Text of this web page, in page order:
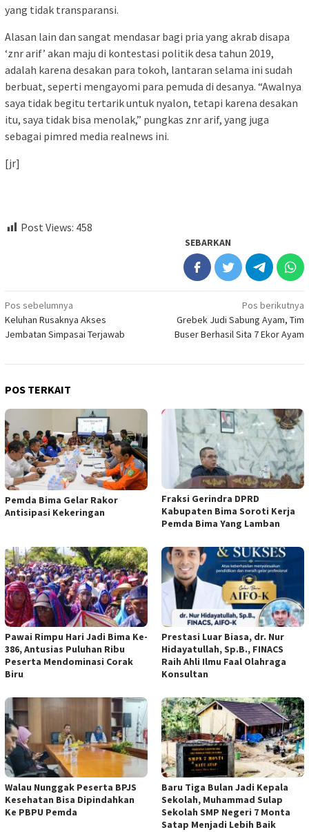
yang tidak transparansi.
Alasan lain dan sangat mendasar bagi pria yang akrab disapa
‘znr arif’ akan maju di kontestasi politik desa tahun 2019,
adalah karena desakan para tokoh, lantaran selama ini sudah
berbuat, seperti mengayomi para pemuda di desanya. “Awalnya
saya tidak begitu tertarik untuk nyalon, tetapi karena desakan
itu, saya tidak bisa menolak,” pungkas znr arif, yang juga
sebagai pimred media realnews ini.
[jr]
Post Views: 458
SEBARKAN
Navigasi
pos
Pos sebelumnya
Keluhan Rusaknya Akses
Jembatan Simpasai Terjawab
Pos berikutnya
Grebek Judi Sabung Ayam, Tim
Buser Berhasil Sita 7 Ekor Ayam
POS TERKAIT
Pemda Bima Gelar Rakor
Antisipasi Kekeringan
Fraksi Gerindra DPRD
Kabupaten Bima Soroti Kerja
Pemda Bima Yang Lamban
Pawai Rimpu Hari Jadi Bima Ke-
386, Antusias Puluhan Ribu
Peserta Mendominasi Corak
Biru
Prestasi Luar Biasa, dr. Nur
Hidayatullah, Sp.B., FINACS
Raih Ahli Ilmu Faal Olahraga
Konsultan
Walau Nunggak Peserta BPJS
Kesehatan Bisa Dipindahkan
Ke PBPU Pemda
Baru Tiga Bulan Jadi Kepala
Sekolah, Muhammad Sulap
Sekolah SMP Negeri 7 Monta
Satap Menjadi Lebih Baik